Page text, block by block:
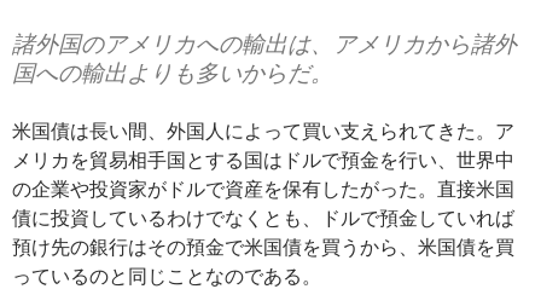
諸外国のアメリカへの輸出は、アメリカから諸外
国への輸出よりも多いからだ。
米国債は長い間、外国人によって買い支えられてきた。ア
メリカを貿易相手国とする国はドルで預金を行い、世界中
の企業や投資家がドルで資産を保有したがった。直接米国
債に投資しているわけでなくとも、ドルで預金していれば
預け先の銀行はその預金で米国債を買うから、米国債を買
っているのと同じことなのである。